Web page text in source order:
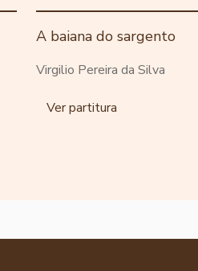
A baiana do sargento
Virgilio Pereira da Silva
Ver partitura